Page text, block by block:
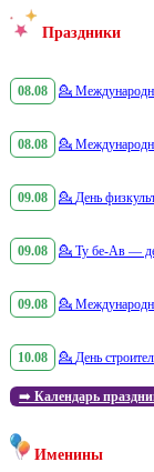
Праздники
08.08 💁
08.08 💁
09.08 💁 День
09.08 💁 Ту бе-Ав —
09.08 💁
10.08 💁 День
➡️ Календарь
Именины